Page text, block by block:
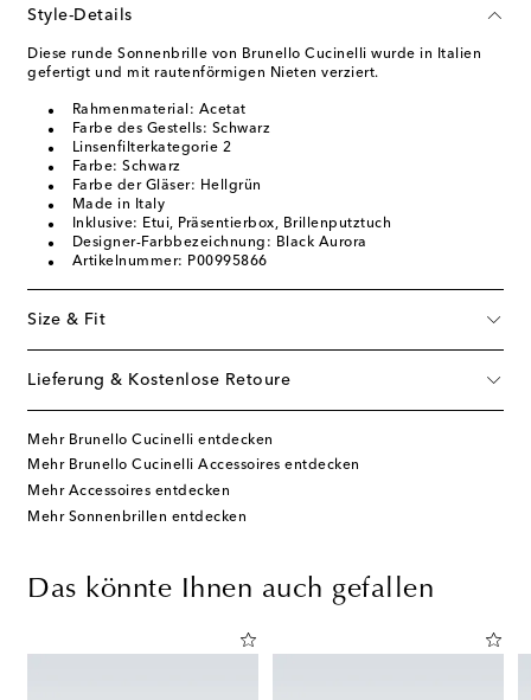
Style-Details
Diese runde Sonnenbrille von Brunello Cucinelli wurde in Italien
gefertigt und mit rautenförmigen Nieten verziert.
Rahmenmaterial: Acetat
Farbe des Gestells: Schwarz
Linsenfilterkategorie 2
Farbe: Schwarz
Farbe der Gläser: Hellgrün
Made in Italy
Inklusive: Etui, Präsentierbox, Brillenputztuch
Designer-Farbbezeichnung: Black Aurora
Artikelnummer: P00995866
Size & Fit
Lieferung & Kostenlose Retoure
Mehr Brunello Cucinelli entdecken
Mehr Brunello Cucinelli Accessoires entdecken
Mehr Accessoires entdecken
Mehr Sonnenbrillen entdecken
Das könnte Ihnen auch gefallen